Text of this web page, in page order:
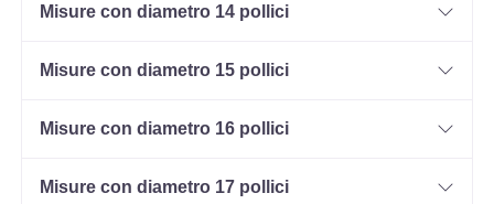
Misure con diametro 14 pollici
Misure con diametro 15 pollici
Misure con diametro 16 pollici
Misure con diametro 17 pollici